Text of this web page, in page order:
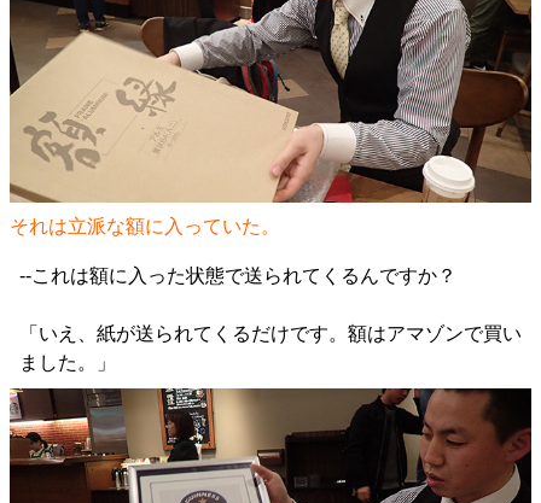
それは立派な額に入っていた。
--これは額に入った状態で送られてくるんですか？
「いえ、紙が送られてくるだけです。額はアマゾンで買い
ました。」